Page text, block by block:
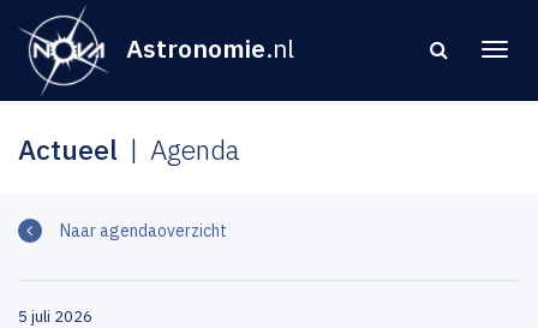
Astronomie.nl
Actueel Agenda
Naar agendaoverzicht
5 juli 2026